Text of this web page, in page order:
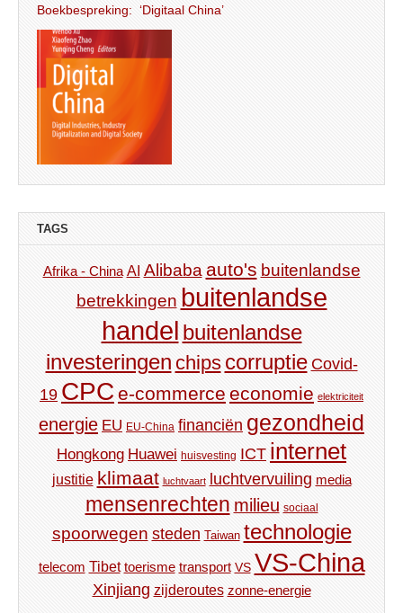
Boekbespreking: ‘Digitaal China’
TAGS
Afrika - China AI Alibaba auto's buitenlandse
betrekkingen buitenlandse
handel buitenlandse
investeringen chips corruptie Covid-
19 CPC e-commerce economie elektriciteit
energie EU EU-China financiën gezondheid
Hongkong Huawei huisvesting ICT internet
justitie klimaat luchtvaart luchtvervuiling media
mensenrechten milieu sociaal
spoorwegen steden Taiwan technologie
telecom Tibet toerisme transport VS VS-China
Xinjiang zijderoutes zonne-energie